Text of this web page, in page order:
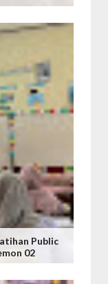
Public
02